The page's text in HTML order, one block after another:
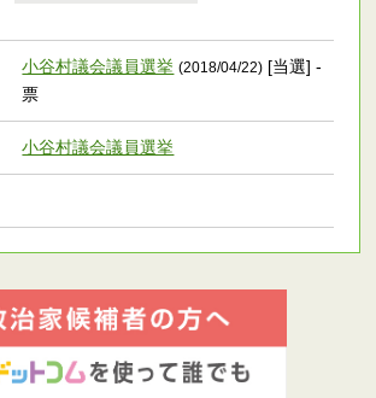
小谷村議会議員選挙 (2018/04/22) [当選] -
票
小谷村議会議員選挙